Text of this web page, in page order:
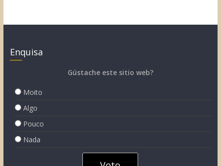
Enquisa
Gústache este sitio web?
Moito
Algo
Pouco
Nada